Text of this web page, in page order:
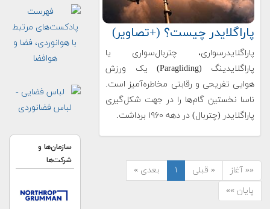
پاراگلایدر چیست؟ (+تصاویر)
پاراگلایدرسواری، چتربال‌سواری یا
پاراگلایدینگ (Paragliding) یک ورزش
هوایی تفریحی و رقابتی مخاطره‌آمیز است.
ناسا نخستین‌ گام‌ها را در جهت شکل‌گیری
پاراگلایدر (چتربال) در دهه ۱۹۶۰ برداشت.
«« آغاز « قبلی ۱
بعدی »
پایان »»
سازمان‌ها و
شرکت‌ها